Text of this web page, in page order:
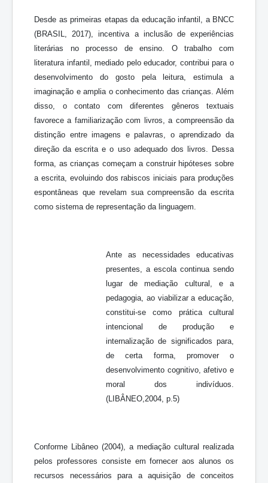
Desde as primeiras etapas da educação infantil, a BNCC
(BRASIL, 2017), incentiva a inclusão de experiências
literárias no processo de ensino. O trabalho com
literatura infantil, mediado pelo educador, contribui para o
desenvolvimento do gosto pela leitura, estimula a
imaginação e amplia o conhecimento das crianças. Além
disso, o contato com diferentes gêneros textuais
favorece a familiarização com livros, a compreensão da
distinção entre imagens e palavras, o aprendizado da
direção da escrita e o uso adequado dos livros. Dessa
forma, as crianças começam a construir hipóteses sobre
a escrita, evoluindo dos rabiscos iniciais para produções
espontâneas que revelam sua compreensão da escrita
como sistema de representação da linguagem.
Ante as necessidades educativas
presentes, a escola continua sendo
lugar de mediação cultural, e a
pedagogia, ao viabilizar a educação,
constitui-se como prática cultural
intencional de produção e
internalização de significados para,
de certa forma, promover o
desenvolvimento cognitivo, afetivo e
moral dos indivíduos.
(LIBÂNEO,2004, p.5)
Conforme Libâneo (2004), a mediação cultural realizada
pelos professores consiste em fornecer aos alunos os
recursos necessários para a aquisição de conceitos